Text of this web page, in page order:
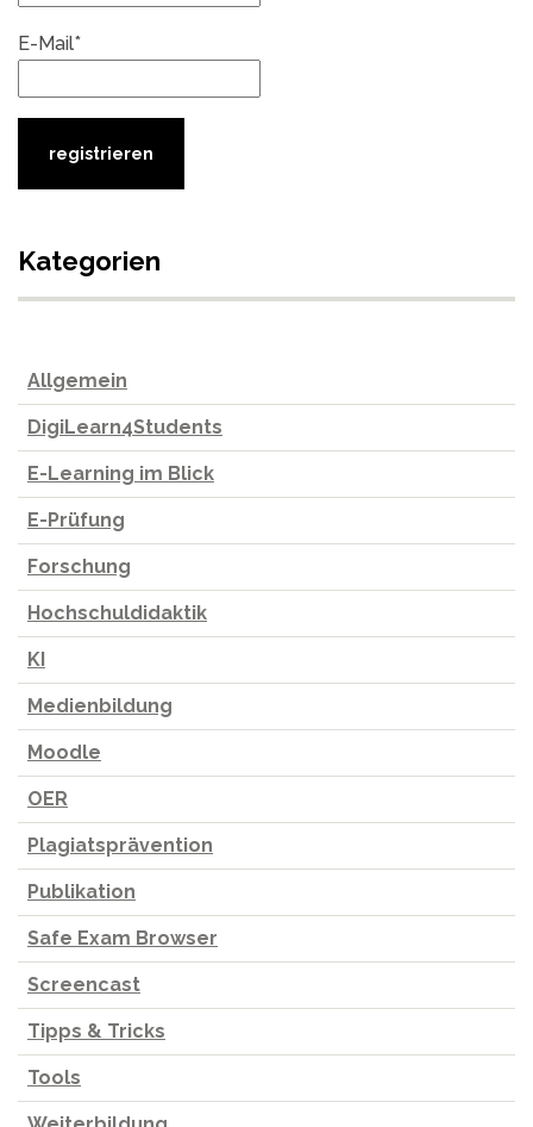
E-Mail*
Kategorien
Allgemein
DigiLearn4Students
E-Learning im Blick
E-Prüfung
Forschung
Hochschuldidaktik
KI
Medienbildung
Moodle
OER
Plagiatsprävention
Publikation
Safe Exam Browser
Screencast
Tipps & Tricks
Tools